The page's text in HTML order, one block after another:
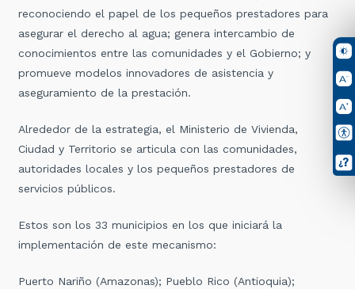
reconociendo el papel de los pequeños prestadores para
asegurar el derecho al agua; genera intercambio de
conocimientos entre las comunidades y el Gobierno; y
promueve modelos innovadores de asistencia y
aseguramiento de la prestación.
Alrededor de la estrategia, el Ministerio de Vivienda,
Ciudad y Territorio se articula con las comunidades,
autoridades locales y los pequeños prestadores de
servicios públicos.
Estos son los 33 municipios en los que iniciará la
implementación de este mecanismo:
Puerto Nariño (Amazonas); Pueblo Rico (Antioquia);